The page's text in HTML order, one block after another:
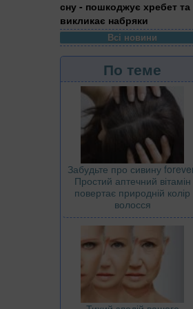
сну - пошкоджує хребет та
викликає набряки
Всі новини
По теме
Забудьте про сивину
Простий аптечний вітамін
повертає природній колір
волосся